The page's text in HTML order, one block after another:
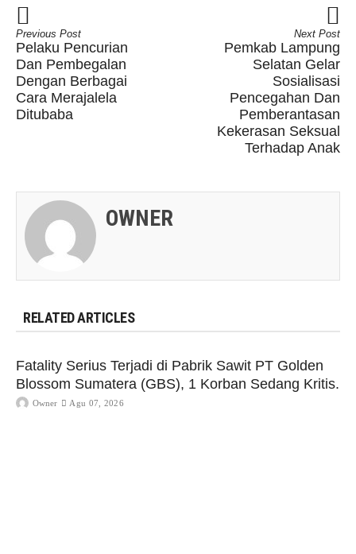
Previous Post
Pelaku Pencurian
Dan Pembegalan
Dengan Berbagai
Cara Merajalela
Ditubaba
Next Post
Pemkab Lampung
Selatan Gelar
Sosialisasi
Pencegahan Dan
Pemberantasan
Kekerasan Seksual
Terhadap Anak
OWNER
RELATED ARTICLES
Fatality Serius Terjadi di Pabrik Sawit PT Golden
Blossom Sumatera (GBS), 1 Korban Sedang Kritis.
Owner Agu 07, 2026